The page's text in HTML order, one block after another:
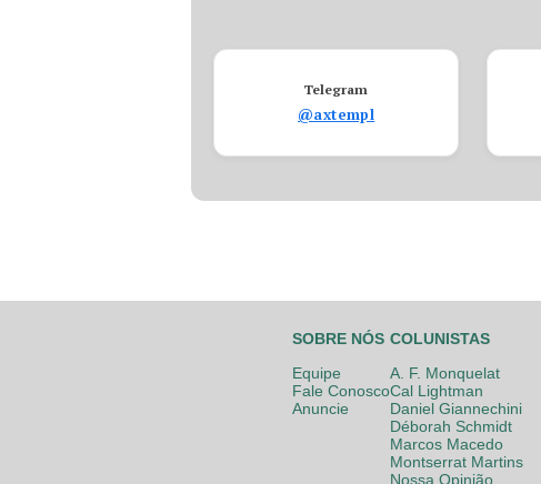
Telegram
@axtempl
SOBRE NÓS
Equipe
Fale Conosco
Anuncie
COLUNISTAS
A. F. Monquelat
Cal Lightman
Daniel Giannechini
Déborah Schmidt
Marcos Macedo
Montserrat Martins
Nossa Opinião